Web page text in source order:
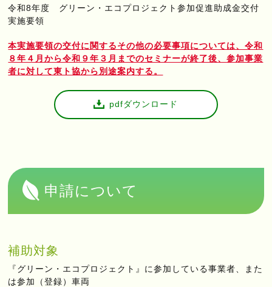
令和8年度 グリーン・エコプロジェクト参加促進助成金交付
実施要領
本実施要領の交付に関するその他の必要事項については、令和
８年４月から令和９年３月までのセミナーが終了後、参加事業
者に対して東ト協から別途案内する。
pdfダウンロード
申請について
補助対象
『グリーン・エコプロジェクト』に参加している事業者、また
は参加（登録）車両